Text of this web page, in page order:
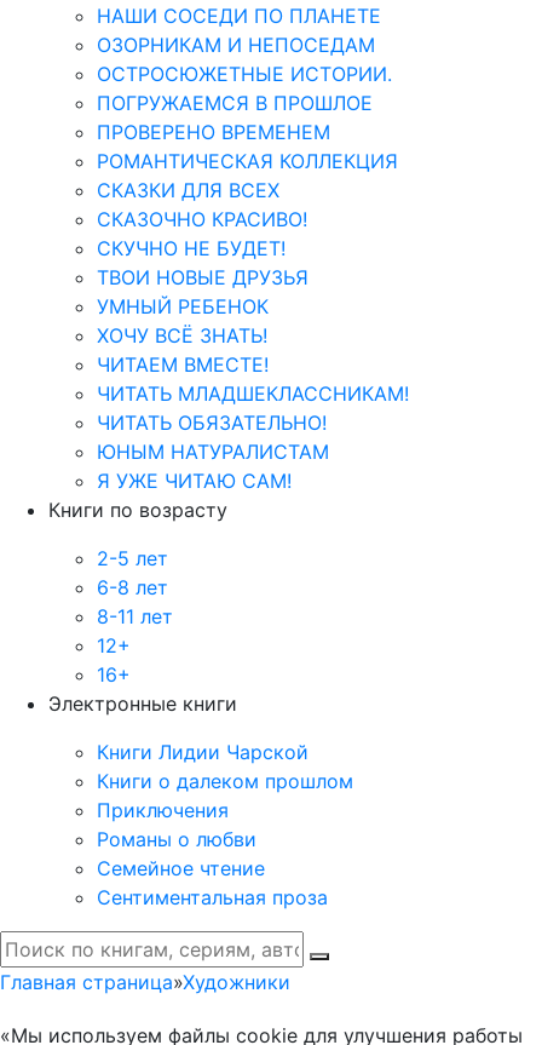
НАШИ СОСЕДИ ПО ПЛАНЕТЕ
ОЗОРНИКАМ И НЕПОСЕДАМ
ОСТРОСЮЖЕТНЫЕ ИСТОРИИ.
ПОГРУЖАЕМСЯ В ПРОШЛОЕ
ПРОВЕРЕНО ВРЕМЕНЕМ
РОМАНТИЧЕСКАЯ КОЛЛЕКЦИЯ
СКАЗКИ ДЛЯ ВСЕХ
СКАЗОЧНО КРАСИВО!
СКУЧНО НЕ БУДЕТ!
ТВОИ НОВЫЕ ДРУЗЬЯ
УМНЫЙ РЕБЕНОК
ХОЧУ ВСЁ ЗНАТЬ!
ЧИТАЕМ ВМЕСТЕ!
ЧИТАТЬ МЛАДШЕКЛАССНИКАМ!
ЧИТАТЬ ОБЯЗАТЕЛЬНО!
ЮНЫМ НАТУРАЛИСТАМ
Я УЖЕ ЧИТАЮ САМ!
Книги по возрасту
2-5 лет
6-8 лет
8-11 лет
12+
16+
Электронные книги
Книги Лидии Чарской
Книги о далеком прошлом
Приключения
Романы о любви
Семейное чтение
Сентиментальная проза
Главная страница»Художники
«Мы используем файлы cookie для улучшения работы